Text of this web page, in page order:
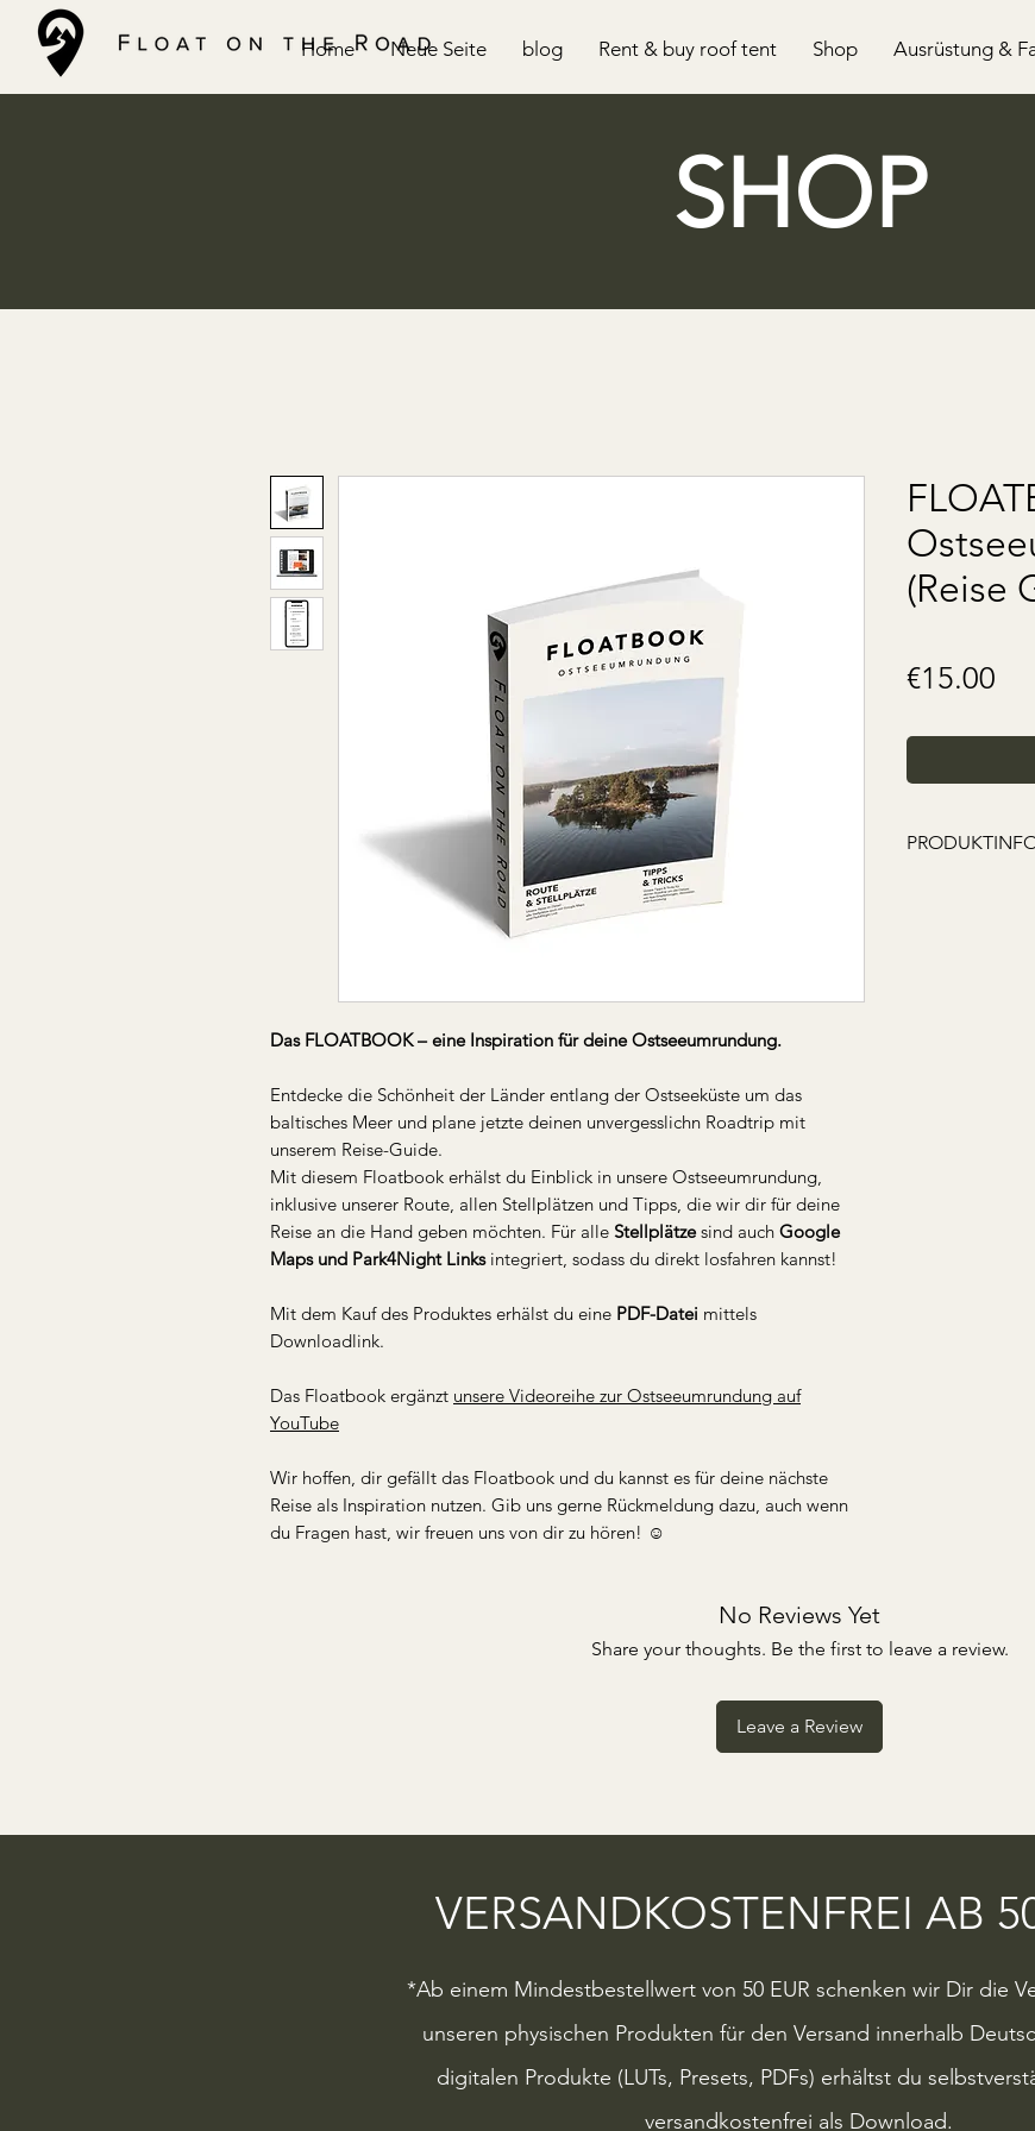
Home Neue Seite blog Rent & buy roof tent Shop Ausrüstung &
SHOP
Das FLOATBOOK – eine Inspiration für deine Ostseeumrundung.
Entdecke die Schönheit der Länder entlang der Ostseeküste um das
baltisches Meer und plane jetzte deinen unvergesslichn Roadtrip mit
unserem Reise-Guide.
Mit diesem Floatbook erhälst du Einblick in unsere Ostseeumrundung,
inklusive unserer Route, allen Stellplätzen und Tipps, die wir dir für deine
Reise an die Hand geben möchten. Für alle Stellplätzesind auch Google
Maps und Park4Night Linksintegriert, sodass du direkt losfahren kannst!
Mit dem Kauf des Produktes erhälst du eine PDF-Datei mittels
Downloadlink.
Das Floatbook ergänzt unsere Videoreihe zur Ostseeumrundung auf
YouTube
Wir hoffen, dir gefällt das Floatbook und du kannst es für deine nächste
Reise als Inspiration nutzen. Gib uns gerne Rückmeldung dazu, auch wenn
du Fragen hast, wir freuen uns von dir zu hören! ☺️
(Reise
€15.00
No Reviews Yet
Share your thoughts. Be the first to leave a review.
Leave a Review
VERSANDKOSTENFREI AB
*Ab einem Mindestbestellwert von 50 EUR schenken wir Dir die
unseren physischen Produkten für den Versand innerhalb
digitalen Produkte (LUTs, Presets, PDFs) erhältst du
versandkostenfrei als Download.